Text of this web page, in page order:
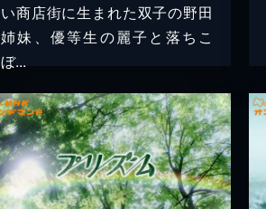
い商店街に生まれた双子の野田
姉妹、優等生の麗子と落ちこ
ぼ...